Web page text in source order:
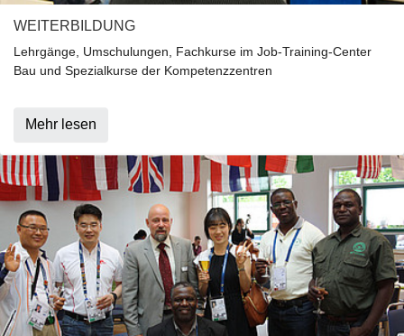
WEITERBILDUNG
Lehrgänge, Umschulungen, Fachkurse im Job-Training-Center
Bau und Spezialkurse der Kompetenzzentren
Mehr lesen